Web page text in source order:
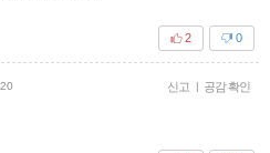
0
2
신고 | 공감 확인